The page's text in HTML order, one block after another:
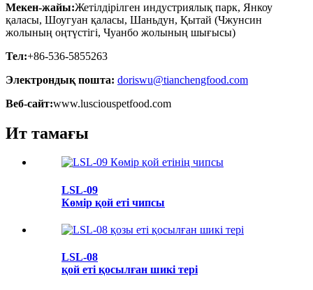
Мекен-жайы:Жетілдірілген индустриялық парк, Янкоу
қаласы, Шоугуан қаласы, Шаньдун, Қытай (Чжунсин
жолының оңтүстігі, Чуанбо жолының шығысы)
Тел:+86-536-5855263
Электрондық пошта: doriswu@tianchengfood.com
Веб-сайт:www.lusciouspetfood.com
Ит тамағы
LSL-09
Көмір қой еті чипсы
LSL-08
қой еті қосылған шикі тері